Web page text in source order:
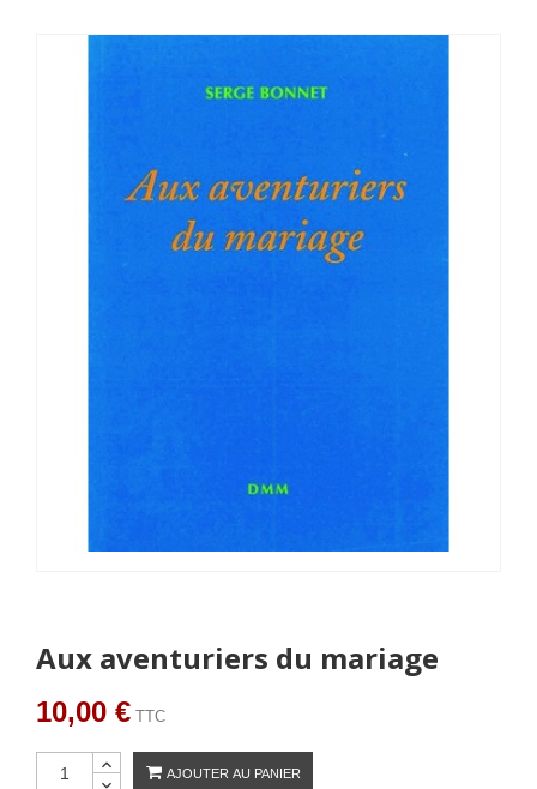
Aux aventuriers du mariage
10,00 € TTC
AJOUTER AU PANIER